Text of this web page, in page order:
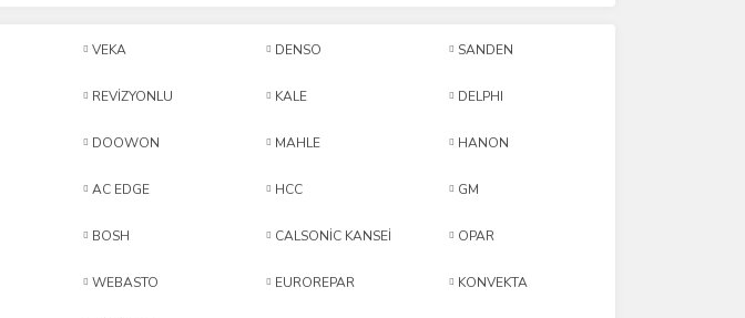
VEKA DENSO SANDEN
REVİZYONLU KALE DELPHI
DOOWON MAHLE HANON
AC EDGE HCC GM
BOSH CALSONİC KANSEİ OPAR
WEBASTO EUROREPAR KONVEKTA